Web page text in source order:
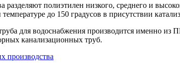
разделяют полиэтилен низкого, среднего и
до 150 градусов в присутствии
труба для водоснабжения производится
канализационных труб.